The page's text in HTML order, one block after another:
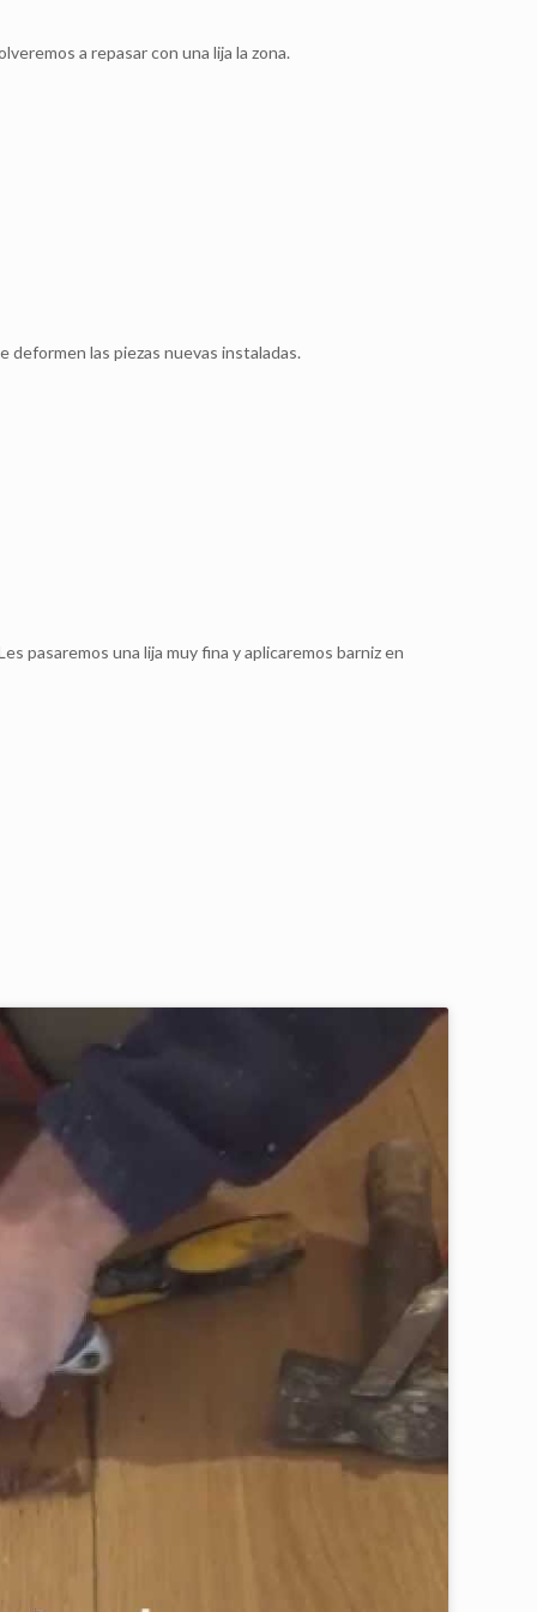
a repasar con una lija la zona.
deformen las piezas nuevas instaladas.
pasaremos una lija muy fina y aplicaremos barniz en